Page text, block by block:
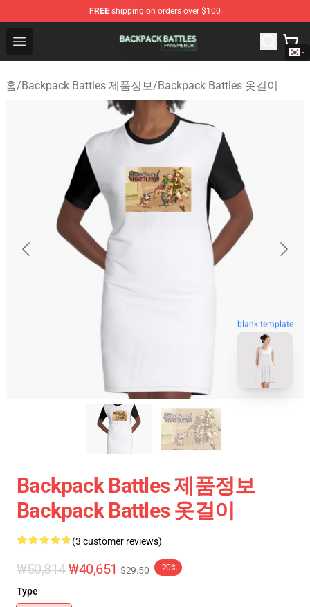
FREE shipping on orders over $100
Open menu
Backpack Battles Shop - Official Backpack Battles
홈/Backpack Battles 제품정보/Backpack Battles 옷걸이
blank template
Backpack Battles 제품정보
Backpack Battles 옷걸이
(3 customer reviews)
₩50,814₩40,651 $29.50 -20%
Type